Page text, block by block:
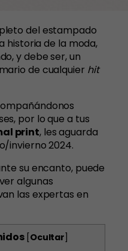
del estampado
historia de la moda,
y debe ser, un
de cualquier hit
por lo que a tus
print, les aguarda
invierno 2024.
su encanto, puede
algunas
las expertas en
Ocultar